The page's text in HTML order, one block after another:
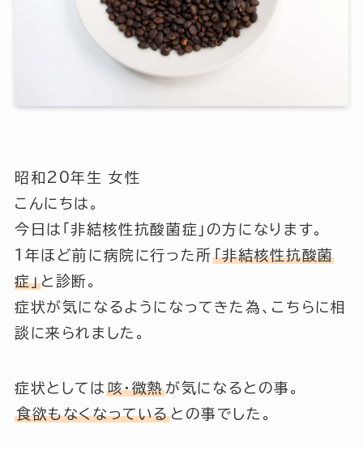
昭和20年生 女性
こんにちは。
今日は「非結核性抗酸菌症」の方になります。
1年ほど前に病院に行った所 「非結核性抗酸菌
症」 と診断。
症状が気になるようになってきた為、こちらに相
談に来られました。
症状としては 咳・微熱が気になるとの事。
食欲もなくなっている との事でした。